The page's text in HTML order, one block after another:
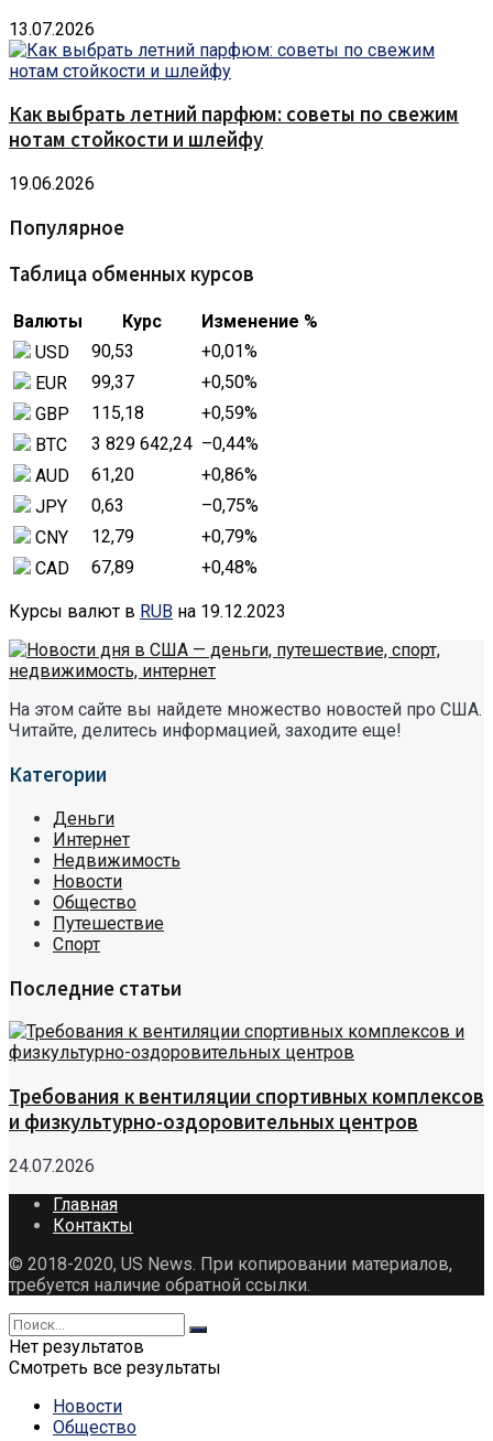
13.07.2026
Как выбрать летний парфюм: советы по свежим
нотам стойкости и шлейфу
19.06.2026
Популярное
Таблица обменных курсов
Валюты Курс
Изменение %
USD
90,53 +0,01%
EUR
99,37 +0,50%
GBP
115,18 +0,59%
BTC
3 829 642,24 –0,44%
AUD
61,20 +0,86%
JPY
0,63 –0,75%
CNY
12,79 +0,79%
CAD
67,89 +0,48%
Курсы валют в RUB на 19.12.2023
На этом сайте вы найдете множество новостей про США.
Читайте, делитесь информацией, заходите еще!
Категории
Деньги
Интернет
Недвижимость
Новости
Общество
Путешествие
Спорт
Последние статьи
Требования к вентиляции спортивных комплексов
и физкультурно-оздоровительных центров
24.07.2026
Главная
Контакты
© 2018-2020, US News. При копировании материалов,
требуется наличие обратной ссылки.
Нет результатов
Смотреть все результаты
Новости
Общество